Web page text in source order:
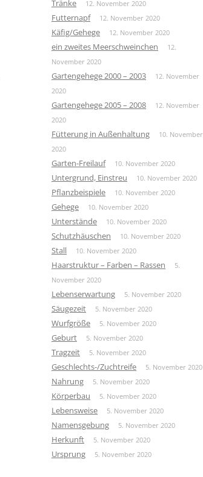
Tränke 12. November 2020
Futternapf 12. November 2020
Käfig/Gehege 12. November 2020
ein zweites Meerschweinchen
12.
November 2020
Gartengehege 2000 – 2003
12. November
2020
Gartengehege 2005 – 2008
12. November
2020
Fütterung in Außenhaltung
10. November
2020
Garten-Freilauf 10. November 2020
Untergrund, Einstreu 10. November 2020
Pflanzbeispiele 10. November 2020
Gehege 10. November 2020
Unterstände 10. November 2020
Schutzhäuschen 10. November 2020
Stall 10. November 2020
Haarstruktur – Farben – Rassen
5.
November 2020
Lebenserwartung 5. November 2020
Säugezeit 5. November 2020
Wurfgröße 5. November 2020
Geburt 5. November 2020
Tragzeit 5. November 2020
Geschlechts-/Zuchtreife 5. November 2020
Nahrung 5. November 2020
Körperbau 5. November 2020
Lebensweise 5. November 2020
Namensgebung 5. November 2020
Herkunft 5. November 2020
Ursprung 5. November 2020